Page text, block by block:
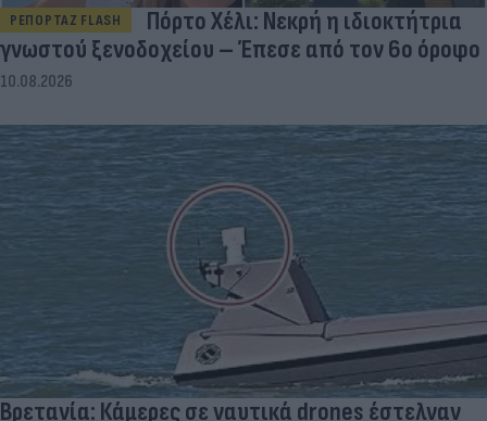
ΡΕΠΟΡΤΑΖ FLASH
Πόρτο Χέλι: Νεκρή η ιδιοκτήτρια
γνωστού ξενοδοχείου – Έπεσε από τον 6ο όροφο
10.08.2026
Βρετανία: Κάμερες σε ναυτικά drones έστελναν